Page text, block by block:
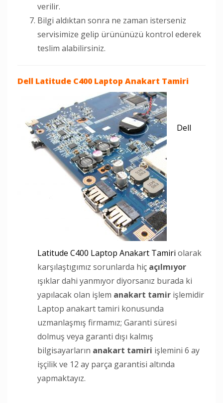
verilir.
Bilgi aldıktan sonra ne zaman isterseniz
servisimize gelip ürününüzü kontrol ederek
teslim alabilirsiniz.
Dell Latitude C400 Laptop Anakart Tamiri
Dell
Latitude C400 Laptop Anakart Tamiri olarak
karşılaştıgımız sorunlarda hiç açılmıyor
ışıklar dahi yanmıyor diyorsanız burada ki
yapılacak olan işlem anakart tamir işlemidir
Laptop anakart tamiri konusunda
uzmanlaşmış firmamız; Garanti süresi
dolmuş veya garanti dışı kalmış
bilgisayarların anakart tamiri işlemini 6 ay
işçilik ve 12 ay parça garantisi altında
yapmaktayız.